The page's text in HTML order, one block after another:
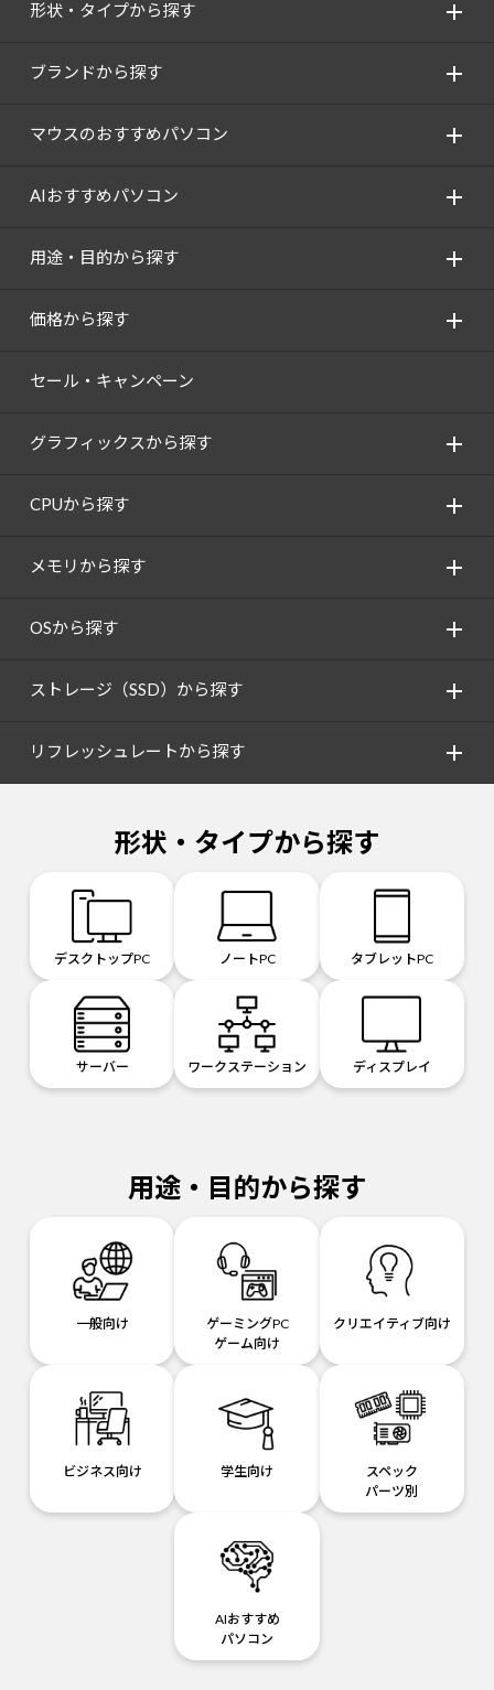
形状・タイプから探す
ブランドから探す
マウスのおすすめパソコン
AIおすすめパソコン
用途・目的から探す
価格から探す
セール・キャンペーン
グラフィックスから探す
CPUから探す
メモリから探す
OSから探す
ストレージ（SSD）から探す
リフレッシュレートから探す
形状・タイプから探す
デスクトップPC ノートPC タブレットPC
サーバー ワークステーション ディスプレイ
用途・目的から探す
一般向け
ゲーミングPC
ゲーム向け
クリエイティブ向け
ビジネス向け 学生向け
スペック
パーツ別
AIおすすめ
パソコン